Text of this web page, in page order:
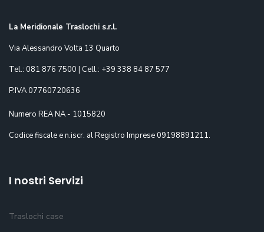
La Meridionale Traslochi s.r.l.
Via Alessandro Volta 13 Quarto
Tel.: 081 876 7500 | Cell.: +39 338 84 87 577
P.IVA 07760720636
Numero REA NA - 1015820
Codice fiscale e n.iscr. al Registro Imprese 09198891211.
I nostri Servizi
Traslochi case